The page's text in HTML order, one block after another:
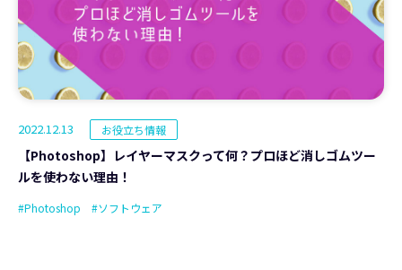
2022.12.13 お役立ち情報
【Photoshop】レイヤーマスクって何？プロほど消しゴムツー
ルを使わない理由！
#Photoshop #ソフトウェア